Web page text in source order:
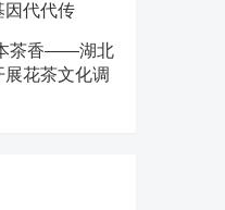
因代代传
茶香——湖北
花茶文化调